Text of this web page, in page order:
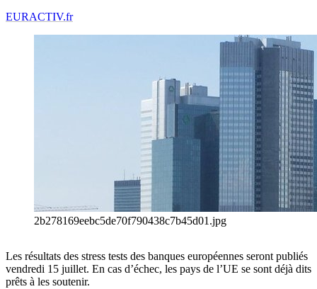
EURACTIV.fr
2b278169eebc5de70f790438c7b45d01.jpg
Les résultats des stress tests des banques européennes seront publiés
vendredi 15 juillet. En cas d’échec, les pays de l’UE se sont déjà dits
prêts à les soutenir.